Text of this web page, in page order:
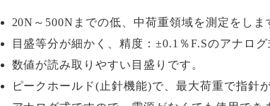
20N～500Nまでの低、中荷重領域を測定をしま
目盛等分が細かく、精度：±0.1％F.Sのアナロ
数値が読み取りやすい目盛りです。
ピークホールド(止針機能)で、最大荷重で指針